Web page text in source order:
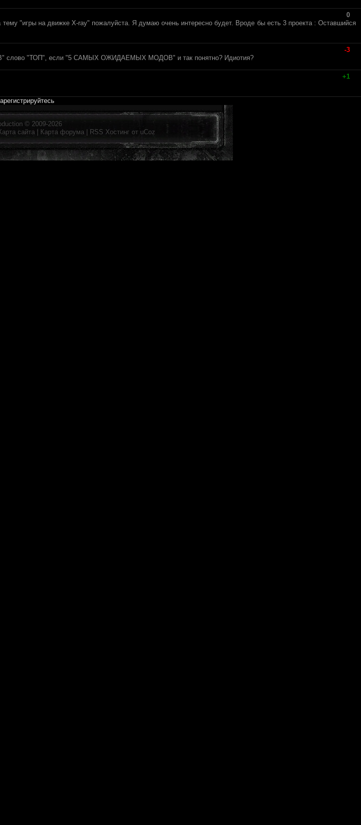
0
"игры на движке X-ray" пожалуйста. Я думаю очень интересно будет. Вроде бы есть 3 проекта : Оставшийся
-3
слово "ТОП", если "5 САМЫХ ОЖИДАЕМЫХ МОДОВ" и так понятно? Идиотия?
+1
© 2009-2026
сайта | Карта форума | RSS Хостинг от uCoz